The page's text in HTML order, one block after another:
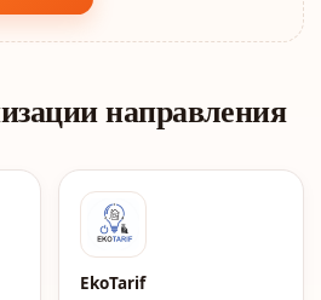
направления
EkoTarif